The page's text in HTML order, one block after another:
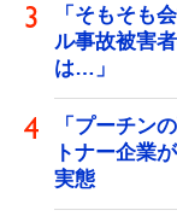
「そもそも
ル事故被害
は…」
「プーチン
トナー企業
実態